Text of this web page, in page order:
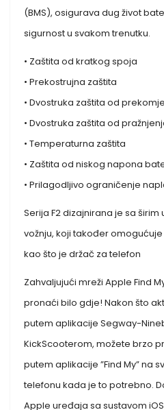
(BMS), osigurava dug život
sigurnost u svakom trenutku.
• Zaštita od kratkog spoja
• Prekostrujna zaštita
• Dvostruka zaštita od
• Dvostruka zaštita od
• Temperaturna zaštita
• Zaštita od niskog napona
• Prilagodljivo ograničenje
Serija F2 dizajnirana je sa
vožnju, koji također
kao što je držač za telefon
Zahvaljujući mreži Apple Find
pronaći bilo gdje! Nakon što
putem aplikacije Segway-
KickScooterom, možete brzo
putem aplikacije ”Find My” na
telefonu kada je to potrebno.
Apple uređaja sa sustavom iOS